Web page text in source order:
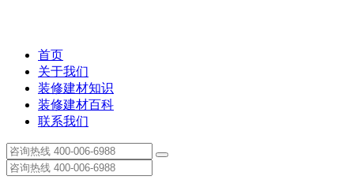
首页
关于我们
装修建材知识
装修建材百科
联系我们